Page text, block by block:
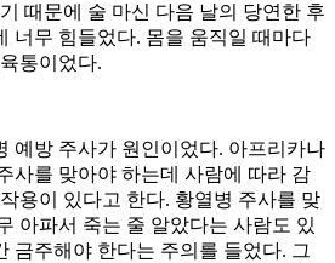
때문에 술 마신 다음 날의 당연한 후
너무 힘들었다. 몸을 움직일 때마다
통이었다.
예방 주사가 원인이었다. 아프리카나
사를 맞아야 하는데 사람에 따라 감
용이 있다고 한다. 황열병 주사를 맞
아파서 죽는 줄 알았다는 사람도 있
금주해야 한다는 주의를 들었다. 그